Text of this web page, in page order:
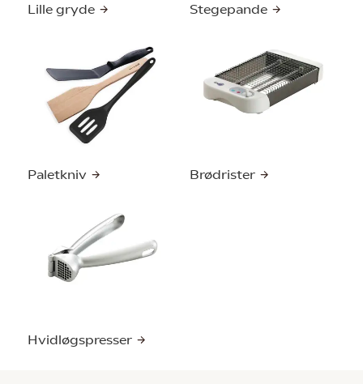
Lille gryde Stegepande
Paletkniv Brødrister
Hvidløgspresser